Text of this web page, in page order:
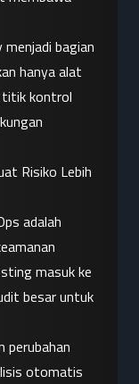
bagian
hanya alat
titik kontrol
Risiko Lebih
adalah
masuk ke
besar untuk
perubahan
otomatis